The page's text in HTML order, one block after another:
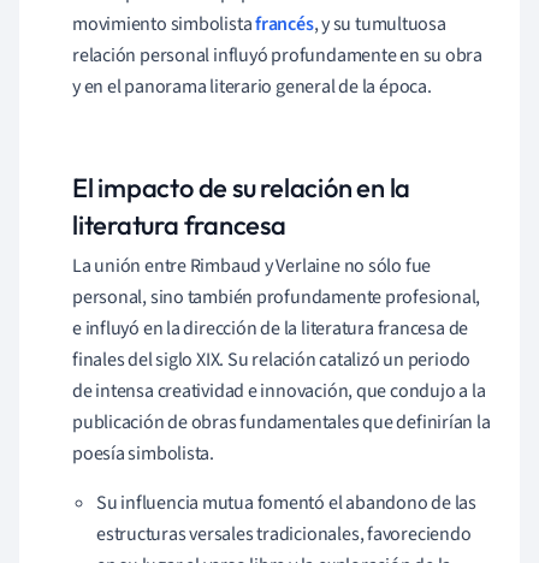
movimiento simbolistafrancés, y su tumultuosa
relación personal influyó profundamente en su obra
y en el panorama literario general de la época.
El impacto de su relación en la
literatura francesa
La unión entre Rimbaud y Verlaine no sólo fue
personal, sino también profundamente profesional,
e influyó en la dirección de la literatura francesa de
finales del siglo XIX. Su relación catalizó un periodo
de intensa creatividad e innovación, que condujo a la
publicación de obras fundamentales que definirían la
poesía simbolista.
Su influencia mutua fomentó el abandono de las
estructuras versales tradicionales, favoreciendo